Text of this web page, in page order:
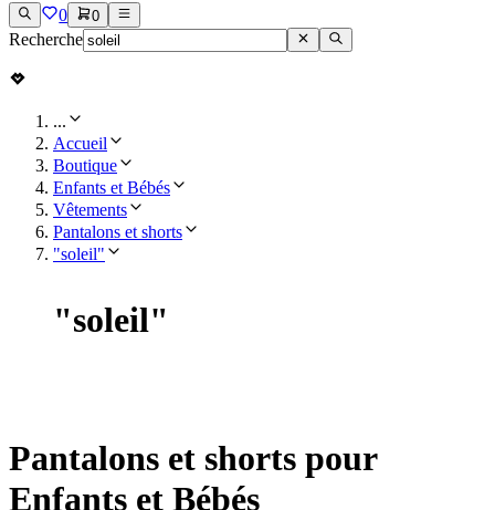
0 0
Recherche
...
Accueil
Boutique
Enfants et Bébés
Vêtements
Pantalons et shorts
"soleil"
"soleil"
Pantalons et shorts pour
Enfants et Bébés